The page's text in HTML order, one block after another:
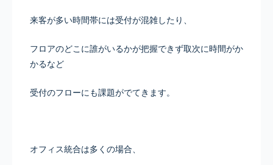
来客が多い時間帯には受付が混雑したり、
フロアのどこに誰がいるかが把握できず取次に時間がか
かるなど
受付のフローにも課題がでてきます。
オフィス統合は多くの場合、